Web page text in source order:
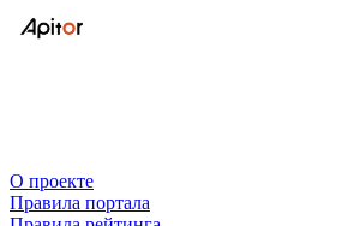
О проекте
Правила портала